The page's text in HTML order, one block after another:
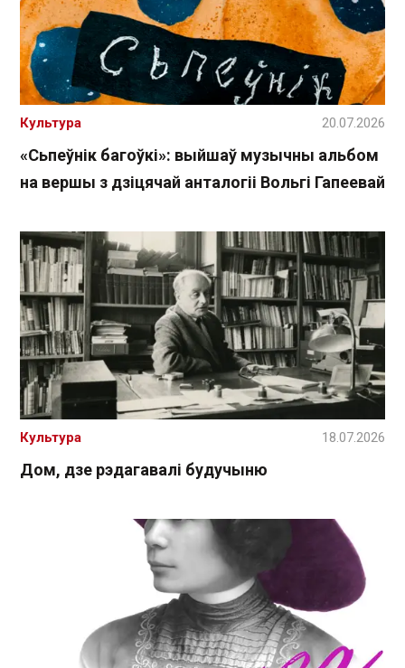
«Сьпеўнік багоўкі»: выйшаў музычны альбом
на вершы з дзіцячай анталогіі Вольгі Гапеевай
Культура 20.07.2026
Дом, дзе рэдагавалі будучыню
Культура 18.07.2026